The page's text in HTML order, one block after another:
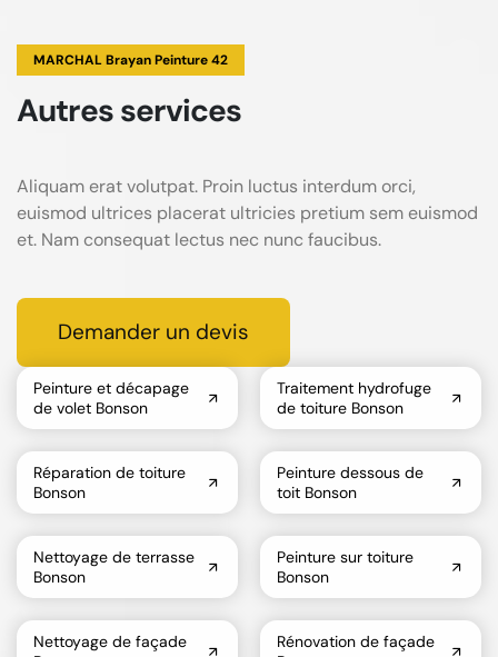
MARCHAL Brayan Peinture 42
Autres services
Aliquam erat volutpat. Proin luctus interdum orci,
euismod ultrices placerat ultricies pretium sem euismod
et. Nam consequat lectus nec nunc faucibus.
Demander un devis
Peinture et décapage
de volet Bonson
Traitement hydrofuge
de toiture Bonson
Réparation de toiture
Bonson
Peinture dessous de
toit Bonson
Nettoyage de terrasse
Bonson
Peinture sur toiture
Bonson
Nettoyage de façade
Rénovation de façade